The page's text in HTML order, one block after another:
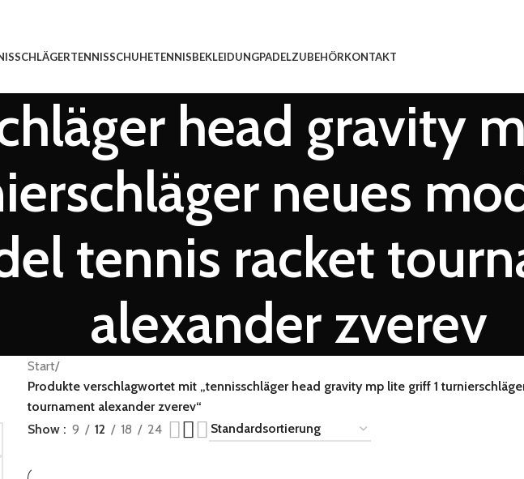
TENNISSCHUHETENNISBEKLEIDUNGPADELZUBEHÖRKONTAKT
head gravity
neues
tennis racket
alexander zverev
Start/
Produkte verschlagwortet mit „tennisschläger head gravity mp lite griff 1
tournament alexander zverev“
Show
9 12 18 24